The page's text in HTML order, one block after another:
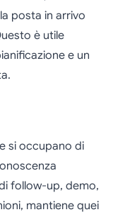
posta in arrivo
è utile
e un
si occupano di
follow-up, demo,
mantiene quei